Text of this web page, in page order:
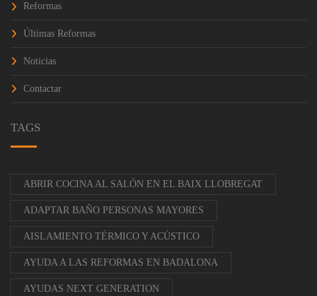
Reformas
Últimas Reformas
Noticias
Contactar
TAGS
ABRIR COCINA AL SALÓN EN EL BAIX LLOBREGAT
ADAPTAR BAÑO PERSONAS MAYORES
AISLAMIENTO TÉRMICO Y ACÚSTICO
AYUDA A LAS REFORMAS EN BADALONA
AYUDAS NEXT GENERATION